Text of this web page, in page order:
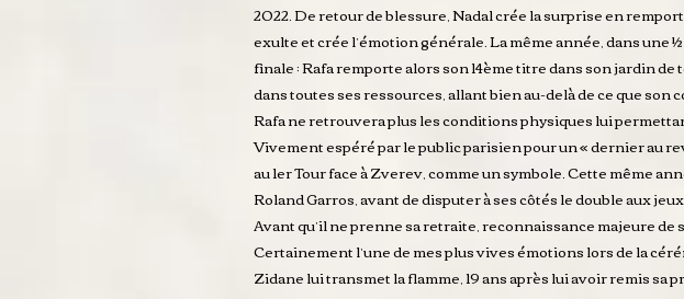
2022. De retour de blessure, Nadal crée la surprise en
exulte et crée l’émotion générale. La même année, dans
finale : Rafa remporte alors son 14ème titre dans son jardin
dans toutes ses ressources, allant bien au-delà de ce que
Rafa ne retrouvera plus les conditions physiques lui
Vivement espéré par le public parisien pour un « dernier au
au 1er Tour face à Zverev, comme un symbole. Cette même
Roland Garros, avant de disputer à ses côtés le double aux
Avant qu’il ne prenne sa retraite, reconnaissance majeure
Certainement l’une de mes plus vives émotions lors de la
Zidane lui transmet la flamme, 19 ans après lui avoir remis sa